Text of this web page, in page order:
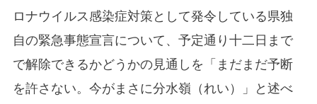
ロナウイルス感染症対策として発令している県独
自の緊急事態宣言について、予定通り十二日まで
で解除できるかどうかの見通しを「まだまだ予断
を許さない。今がまさに分水嶺（れい）」と述べ